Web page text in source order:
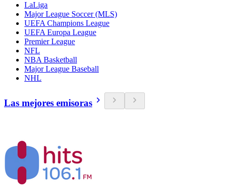
LaLiga
Major League Soccer (MLS)
UEFA Champions League
UEFA Europa League
Premier League
NFL
NBA Basketball
Major League Baseball
NHL
Las mejores emisoras